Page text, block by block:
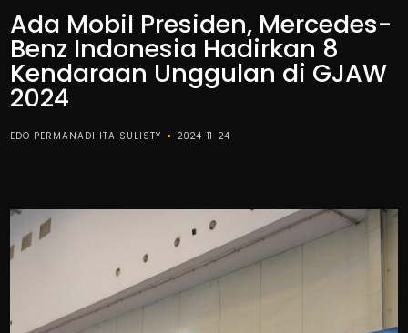
Ada Mobil Presiden, Mercedes-
Benz Indonesia Hadirkan 8
Kendaraan Unggulan di GJAW
2024
EDO PERMANADHITA SULISTY 2024-11-24